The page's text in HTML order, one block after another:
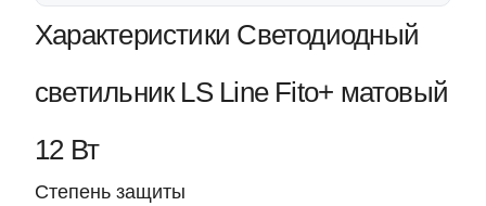
Характеристики Светодиодный
светильник LS Line Fito+ матовый
12 Вт
Степень защиты